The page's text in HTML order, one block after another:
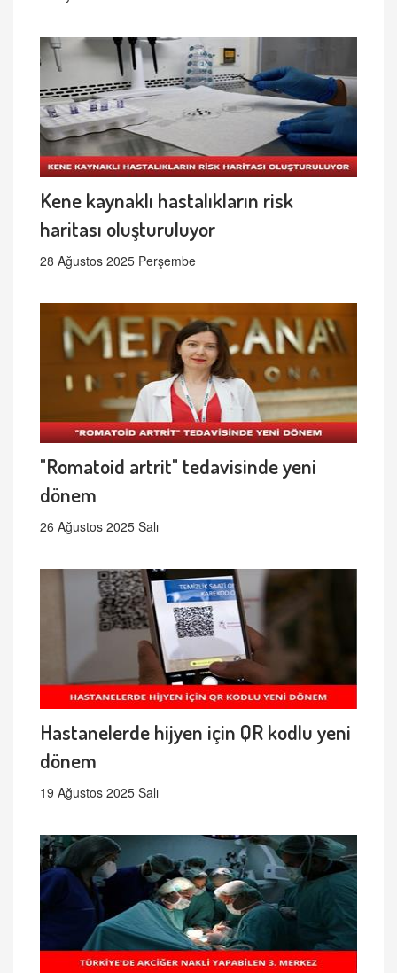
Kene kaynaklı hastalıkların risk
haritası oluşturuluyor
28 Ağustos 2025 Perşembe
"Romatoid artrit" tedavisinde yeni
dönem
26 Ağustos 2025 Salı
Hastanelerde hijyen için QR kodlu yeni
dönem
19 Ağustos 2025 Salı